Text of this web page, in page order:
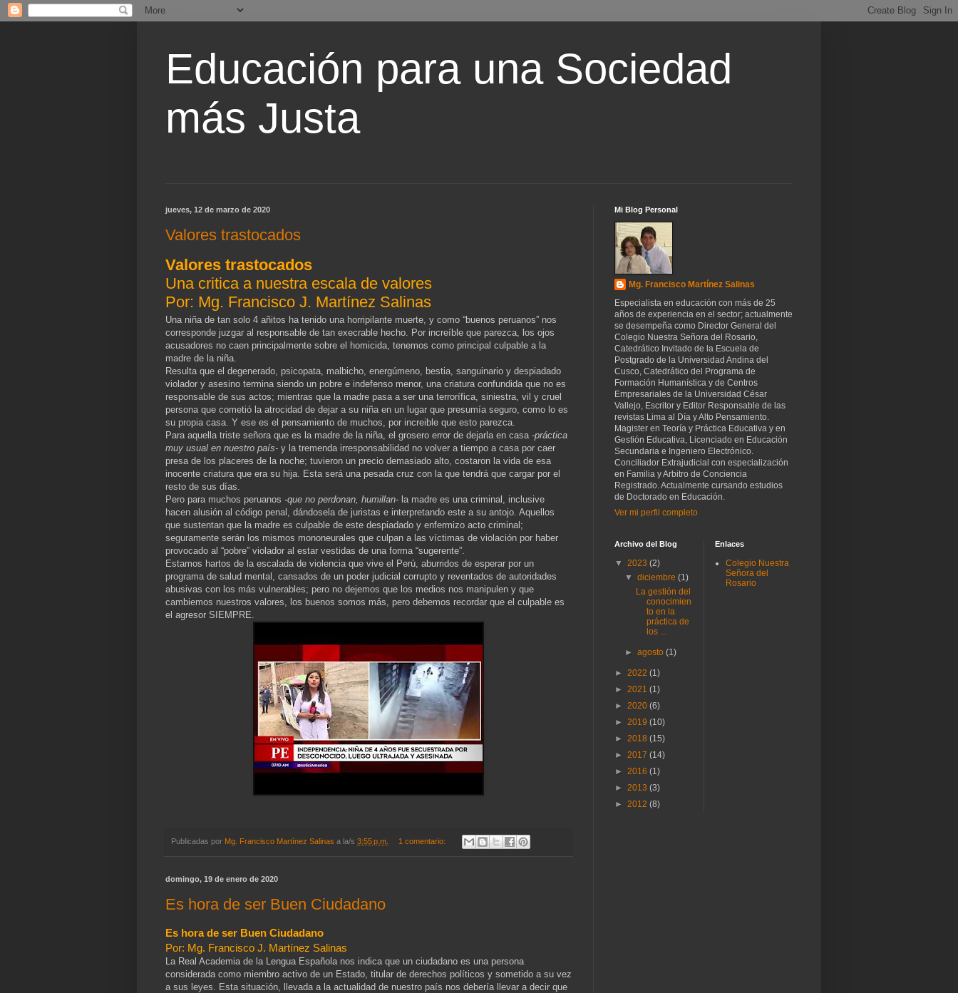
Educación para una Sociedad
más Justa
jueves, 12 de marzo de 2020
Valores trastocados
Valores trastocados
Una critica a nuestra escala de valores
Por: Mg. Francisco J. Martínez Salinas
Una niña de tan solo 4 añitos ha tenido una horripilante muerte, y como “buenos peruanos” nos
corresponde juzgar al responsable de tan execrable hecho. Por increíble que parezca, los ojos
acusadores no caen principalmente sobre el homicida, tenemos como principal culpable a la
madre de la niña.
Resulta que el degenerado, psicopata, malbicho, energúmeno, bestia, sanguinario y despiadado
violador y asesino termina siendo un pobre e indefenso menor, una criatura confundida que no es
responsable de sus actos; mientras que la madre pasa a ser una terrorífica, siniestra, vil y cruel
persona que cometió la atrocidad de dejar a su niña en un lugar que presumía seguro, como lo es
su propia casa. Y ese es el pensamiento de muchos, por increible que esto parezca.
Para aquella triste señora que es la madre de la niña, el grosero error de dejarla en casa -práctica
muy usual en nuestro país- y la tremenda irresponsabilidad no volver a tiempo a casa por caer
presa de los placeres de la noche; tuvieron un precio demasiado alto, costaron la vida de esa
inocente criatura que era su hija. Esta será una pesada cruz con la que tendrá que cargar por el
resto de sus días.
Pero para muchos peruanos -que no perdonan, humillan- la madre es una criminal, inclusive
hacen alusión al código penal, dándosela de juristas e interpretando este a su antojo. Aquellos
que sustentan que la madre es culpable de este despiadado y enfermizo acto criminal;
seguramente serán los mismos mononeurales que culpan a las víctimas de violación por haber
provocado al “pobre” violador al estar vestidas de una forma “sugerente”.
Estamos hartos de la escalada de violencia que vive el Perú, aburridos de esperar por un
programa de salud mental, cansados de un poder judicial corrupto y reventados de autoridades
abusivas con los más vulnerables; pero no dejemos que los medios nos manipulen y que
cambiemos nuestros valores, los buenos somos más, pero debemos recordar que el culpable es
el agresor SIEMPRE.
Publicadas por Mg. Francisco Martínez Salinas a la/s 3:55 p.m. 1 comentario:
domingo, 19 de enero de 2020
Es hora de ser Buen Ciudadano
Es hora de ser Buen Ciudadano
Por: Mg. Francisco J. Martínez Salinas
La Real Academia de la Lengua Española nos indica que un ciudadano es una persona
considerada como miembro activo de un Estado, titular de derechos políticos y sometido a su vez
a sus leyes. Esta situación, llevada a la actualidad de nuestro país nos debería llevar a decir que
Mi Blog Personal
Mg. Francisco Martínez Salinas
Especialista en educación con más de 25
años de experiencia en el sector; actualmente
se desempeña como Director General del
Colegio Nuestra Señora del Rosario,
Catedrático Invitado de la Escuela de
Postgrado de la Universidad Andina del
Cusco, Catedrático del Programa de
Formación Humanística y de Centros
Empresariales de la Universidad César
Vallejo, Escritor y Editor Responsable de las
revistas Lima al Día y Alto Pensamiento.
Magister en Teoría y Práctica Educativa y en
Gestión Educativa, Licenciado en Educación
Secundaria e Ingeniero Electrónico.
Conciliador Extrajudicial con especialización
en Familia y Arbitro de Conciencia
Registrado. Actualmente cursando estudios
de Doctorado en Educación.
Ver mi perfil completo
Archivo del Blog
▼ 2023 (2)
▼diciembre(1)
La gestión del
conocimien
to en la
práctica de
los ...
►agosto(1)
► 2022 (1)
► 2021 (1)
► 2020 (6)
► 2019 (10)
► 2018 (15)
► 2017 (14)
► 2016 (1)
► 2013 (3)
► 2012 (8)
Enlaces
Colegio Nuestra
Señora del
Rosario